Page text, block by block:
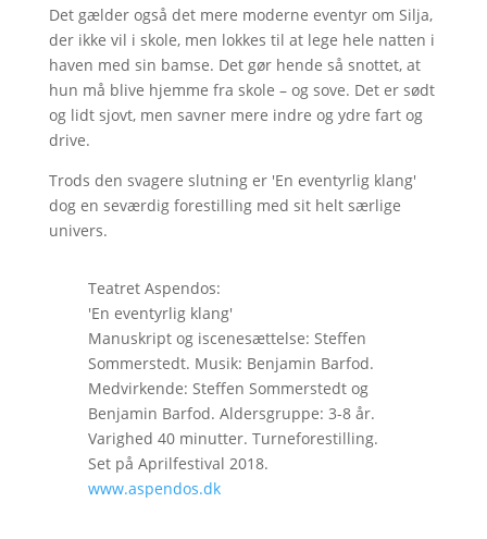
Det gælder også det mere moderne eventyr om Silja,
der ikke vil i skole, men lokkes til at lege hele natten i
haven med sin bamse. Det gør hende så snottet, at
hun må blive hjemme fra skole – og sove. Det er sødt
og lidt sjovt, men savner mere indre og ydre fart og
drive.
Trods den svagere slutning er 'En eventyrlig klang'
dog en seværdig forestilling med sit helt særlige
univers.
Teatret Aspendos:
'En eventyrlig klang'
Manuskript og iscenesættelse: Steffen
Sommerstedt. Musik: Benjamin Barfod.
Medvirkende: Steffen Sommerstedt og
Benjamin Barfod. Aldersgruppe: 3-8 år.
Varighed 40 minutter. Turneforestilling.
Set på Aprilfestival 2018.
www.aspendos.dk